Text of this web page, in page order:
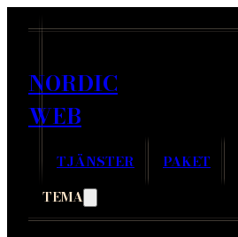
NORDIC
WEB
TJÄNSTER PAKET
TEMA